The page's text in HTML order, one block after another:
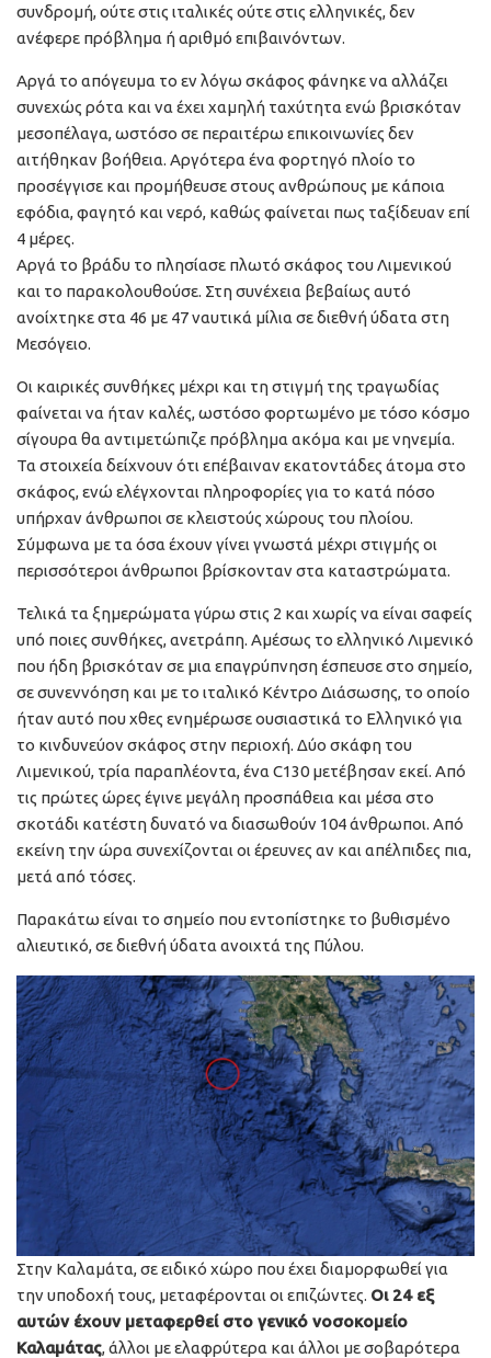
συνδρομή, ούτε στις ιταλικές ούτε στις ελληνικές, δεν
ανέφερε πρόβλημα ή αριθμό επιβαινόντων.
Αργά το απόγευμα το εν λόγω σκάφος φάνηκε να αλλάζει
συνεχώς ρότα και να έχει χαμηλή ταχύτητα ενώ βρισκόταν
μεσοπέλαγα, ωστόσο σε περαιτέρω επικοινωνίες δεν
αιτήθηκαν βοήθεια. Αργότερα ένα φορτηγό πλοίο το
προσέγγισε και προμήθευσε στους ανθρώπους με κάποια
εφόδια, φαγητό και νερό, καθώς φαίνεται πως ταξίδευαν επί
4 μέρες.
Αργά το βράδυ το πλησίασε πλωτό σκάφος του Λιμενικού
και το παρακολουθούσε. Στη συνέχεια βεβαίως αυτό
ανοίχτηκε στα 46 με 47 ναυτικά μίλια σε διεθνή ύδατα στη
Μεσόγειο.
Οι καιρικές συνθήκες μέχρι και τη στιγμή της τραγωδίας
φαίνεται να ήταν καλές, ωστόσο φορτωμένο με τόσο κόσμο
σίγουρα θα αντιμετώπιζε πρόβλημα ακόμα και με νηνεμία.
Τα στοιχεία δείχνουν ότι επέβαιναν εκατοντάδες άτομα στο
σκάφος, ενώ ελέγχονται πληροφορίες για το κατά πόσο
υπήρχαν άνθρωποι σε κλειστούς χώρους του πλοίου.
Σύμφωνα με τα όσα έχουν γίνει γνωστά μέχρι στιγμής οι
περισσότεροι άνθρωποι βρίσκονταν στα καταστρώματα.
Τελικά τα ξημερώματα γύρω στις 2 και χωρίς να είναι σαφείς
υπό ποιες συνθήκες, ανετράπη. Αμέσως το ελληνικό Λιμενικό
που ήδη βρισκόταν σε μια επαγρύπνηση έσπευσε στο σημείο,
σε συνεννόηση και με το ιταλικό Κέντρο Διάσωσης, το οποίο
ήταν αυτό που χθες ενημέρωσε ουσιαστικά το Ελληνικό για
το κινδυνεύον σκάφος στην περιοχή. Δύο σκάφη του
Λιμενικού, τρία παραπλέοντα, ένα C130 μετέβησαν εκεί. Από
τις πρώτες ώρες έγινε μεγάλη προσπάθεια και μέσα στο
σκοτάδι κατέστη δυνατό να διασωθούν 104 άνθρωποι. Από
εκείνη την ώρα συνεχίζονται οι έρευνες αν και απέλπιδες πια,
μετά από τόσες.
Παρακάτω είναι το σημείο που εντοπίστηκε το βυθισμένο
αλιευτικό, σε διεθνή ύδατα ανοιχτά της Πύλου.
Στην Καλαμάτα, σε ειδικό χώρο που έχει διαμορφωθεί για
την υποδοχή τους, μεταφέρονται οι επιζώντες. Οι 24 εξ
αυτών έχουν μεταφερθεί στο γενικό νοσοκομείο
Καλαμάτας, άλλοι με ελαφρύτερα και άλλοι με σοβαρότερα